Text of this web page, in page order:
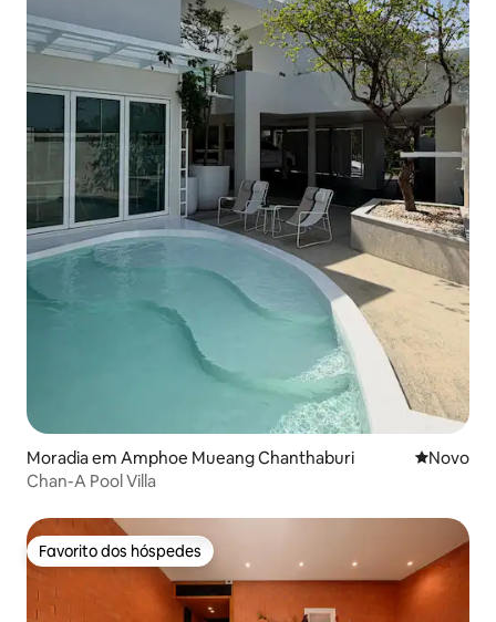
Moradia em Amphoe Mueang Chanthaburi Novo
Novo
Chan-A Pool Villa
Favorito dos hóspedes
Favorito dos hóspedes